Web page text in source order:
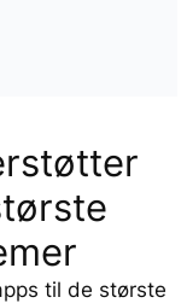
til de største